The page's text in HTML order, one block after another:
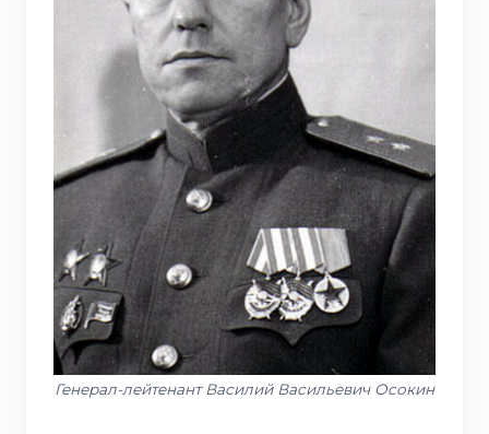
Генерал-лейтенант Василий Васильевич Осокин